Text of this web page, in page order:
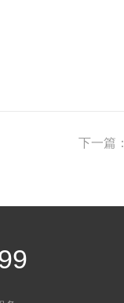
下一篇：